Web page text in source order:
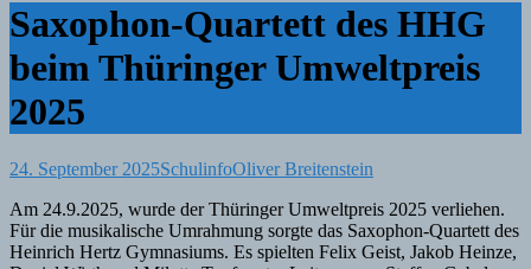
Saxophon-Quartett des HHG
beim Thüringer Umweltpreis
2025
24. September 2025SchulinfoOliver Breitenstein
Am 24.9.2025, wurde der Thüringer Umweltpreis 2025 verliehen.
Für die musikalische Umrahmung sorgte das Saxophon-Quartett des
Heinrich Hertz Gymnasiums. Es spielten Felix Geist, Jakob Heinze,